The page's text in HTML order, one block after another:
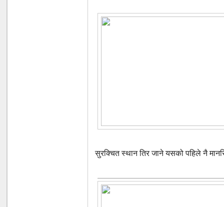
सुरक्चित स्थान तिर जाने यसको पहिले नै